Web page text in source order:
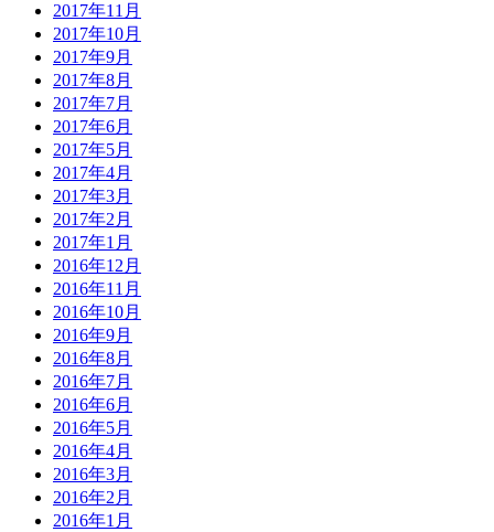
2017年11月
2017年10月
2017年9月
2017年8月
2017年7月
2017年6月
2017年5月
2017年4月
2017年3月
2017年2月
2017年1月
2016年12月
2016年11月
2016年10月
2016年9月
2016年8月
2016年7月
2016年6月
2016年5月
2016年4月
2016年3月
2016年2月
2016年1月